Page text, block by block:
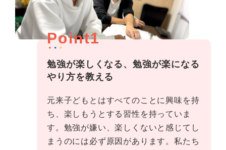
Point1
勉強が楽しくなる、勉強が楽になる
やり方を教える
元来子どもとはすべてのことに興味を持
ち、楽しもうとする習性を持っていま
す。勉強が嫌い、楽しくないと感じてし
まうのには必ず原因があります。私たち